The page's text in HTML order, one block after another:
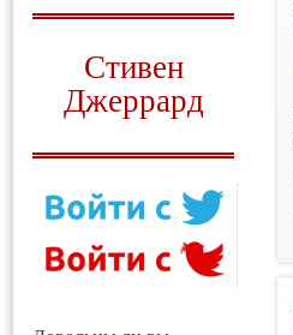
Стивен
Джеррард